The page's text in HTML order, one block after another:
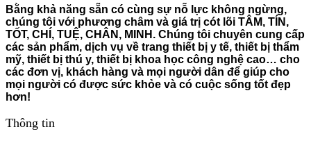
Bằng khả năng sẵn có cùng sự nỗ lực không ngừng,
chúng tôi với phương châm và giá trị cót lõi TÂM, TÍN,
TỐT, CHÍ, TUỆ, CHÂN, MINH. Chúng tôi chuyên cung cấp
các sản phẩm, dịch vụ về trang thiết bị y tế, thiết bị thẩm
mỹ, thiết bị thú y, thiết bị khoa học công nghệ cao… cho
các đơn vị, khách hàng và mọi người dân để giúp cho
mọi người có được sức khỏe và có cuộc sống tốt đẹp
hơn!
Thông tin